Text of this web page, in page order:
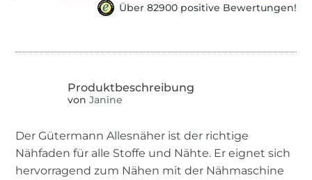
Über 82900 positive Bewertungen!
von Janine
Der Gütermann Allesnäher ist der richtige
Nähfaden für alle Stoffe und Nähte. Er eignet sich
hervorragend zum Nähen mit der Nähmaschine